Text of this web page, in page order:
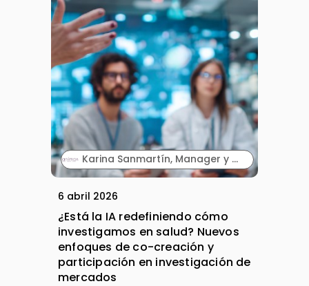
Karina Sanmartín, Manager y Ainhoa Soriano, Manager. Anima.
6 abril 2026
¿Está la IA redefiniendo cómo
investigamos en salud? Nuevos
enfoques de co-creación y
participación en investigación de
mercados